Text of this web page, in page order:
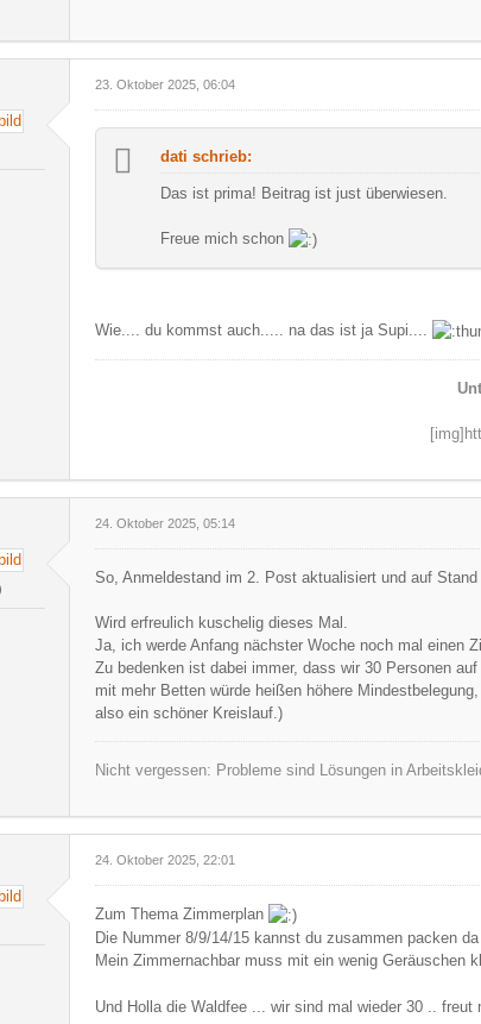
23. Oktober 2025, 06:04
dati schrieb:
Das ist prima! Beitrag ist just überwiesen.
Freue mich schon
Wie.... du kommst auch..... na das ist ja Supi....
24. Oktober 2025, 05:14
So, Anmeldestand im 2. Post aktualisiert und auf
Wird erfreulich kuschelig dieses Mal.
Ja, ich werde Anfang nächster Woche noch mal einen
Zu bedenken ist dabei immer, dass wir 30 Personen
mit mehr Betten würde heißen höhere
also ein schöner Kreislauf.)
Nicht vergessen: Probleme sind Lösungen in
24. Oktober 2025, 22:01
Zum Thema Zimmerplan
Die Nummer 8/9/14/15 kannst du zusammen packen
Mein Zimmernachbar muss mit ein wenig Geräuschen
Und Holla die Waldfee ... wir sind mal wieder 30 ..